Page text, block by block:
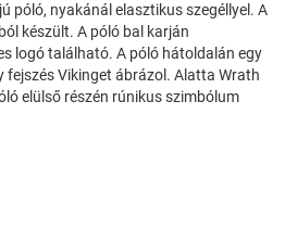
póló, nyakánál elasztikus szegéllyel. A
készült. A póló bal karján
logó található. A póló hátoldalán egy
fejszés Vikinget ábrázol. Alatta Wrath
elülső részén rúnikus szimbólum